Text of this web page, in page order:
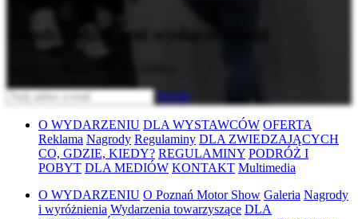
z nadchodzącymi wydarzeniami
Wyślij
O WYDARZENIU DLA WYSTAWCÓW OFERTA
Reklama Nagrody Regulaminy DLA ZWIEDZAJĄCYCH
CO, GDZIE, KIEDY? REGULAMINY PODRÓŻ I
POBYT DLA MEDIÓW KONTAKT Multimedia
O WYDARZENIU O Poznań Motor Show Galeria Nagrody
i wyróżnienia Wydarzenia towarzyszące DLA